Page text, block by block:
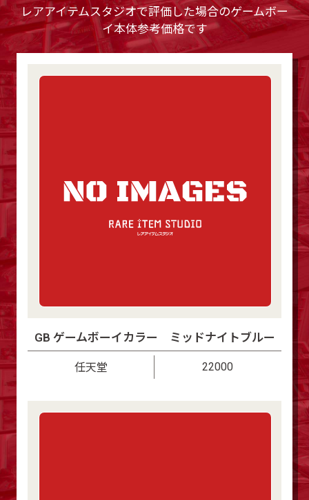
レアアイテムスタジオで評価した場合のゲームボー
イ本体参考価格です
GB ゲームボーイカラー ミッドナイトブルー
任天堂 22000